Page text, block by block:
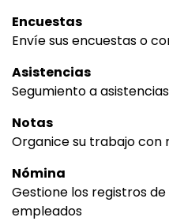
Encuestas
Envíe sus encuestas o
Asistencias
Segumiento a
Notas
Organice su trabajo con
Nómina
Gestione los registros
empleados